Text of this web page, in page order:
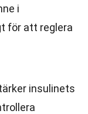
i
för att reglera
insulinets